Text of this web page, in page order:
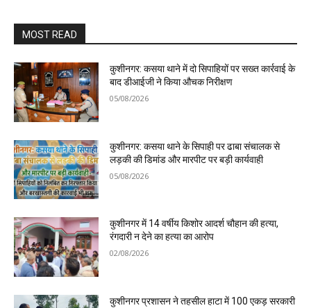
MOST READ
कुशीनगर: कसया थाने में दो सिपाहियों पर सख्त कार्रवाई के
बाद डीआईजी ने किया औचक निरीक्षण
05/08/2026
कुशीनगर: कसया थाने के सिपाही पर ढाबा संचालक से
लड़की की डिमांड और मारपीट पर बड़ी कार्यवाही
05/08/2026
कुशीनगर में 14 वर्षीय किशोर आदर्श चौहान की हत्या,
रंगदारी न देने का हत्या का आरोप
02/08/2026
कुशीनगर प्रशासन ने तहसील हाटा में 100 एकड़ सरकारी